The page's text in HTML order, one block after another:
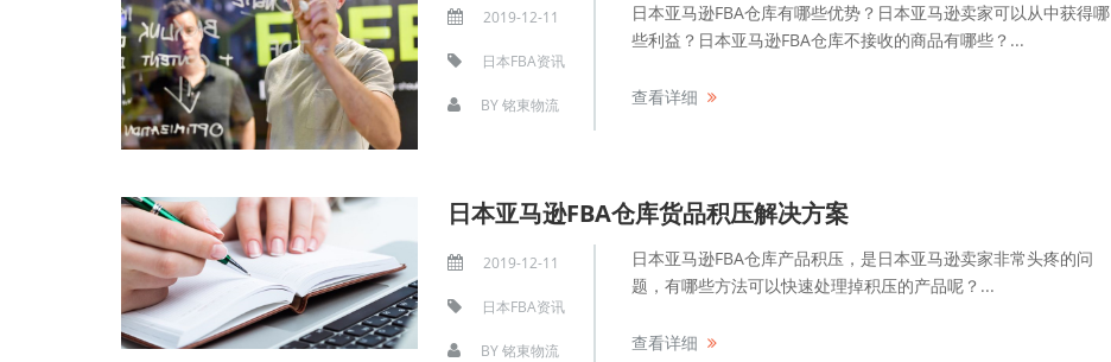
2019-12-11
日本FBA资讯
BY铭東物流
日本亚马逊FBA仓库有哪些优势？日本亚马逊卖家可以从中获得哪
些利益？日本亚马逊FBA仓库不接收的商品有哪些？...
查看详细
日本亚马逊FBA仓库货品积压解决方案
2019-12-11
日本FBA资讯
BY铭東物流
日本亚马逊FBA仓库产品积压，是日本亚马逊卖家非常头疼的问
题，有哪些方法可以快速处理掉积压的产品呢？...
查看详细